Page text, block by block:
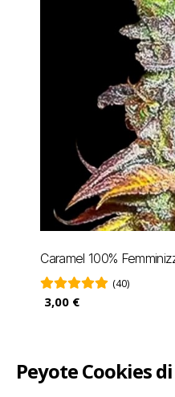
Caramel 100%
(40)
3,00 €
Peyote Cookies